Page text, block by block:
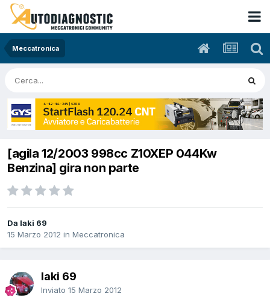
Meccatronica
[agila 12/2003 998cc Z10XEP 044Kw
Benzina] gira non parte
Da laki 69
15 Marzo 2012 in Meccatronica
laki 69
Inviato 15 Marzo 2012